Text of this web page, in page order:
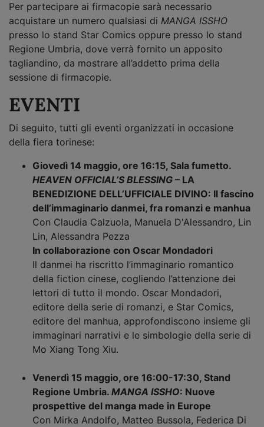
Per partecipare ai firmacopie sarà necessario
acquistare un numero qualsiasi di MANGA ISSHO
presso lo stand Star Comics oppure presso lo stand
Regione Umbria, dove verrà fornito un apposito
tagliandino, da mostrare all’addetto prima della
sessione di firmacopie.
EVENTI
Di seguito, tutti gli eventi organizzati in occasione
della fiera torinese:
Giovedì 14 maggio, ore 16:15, Sala fumetto.
HEAVEN OFFICIAL’S BLESSING – LA
BENEDIZIONE DELL’UFFICIALE DIVINO: Il fascino
dell’immaginario danmei, fra romanzi e manhua
Con Claudia Calzuola, Manuela D'Alessandro, Lin
Lin, Alessandra Pezza
In collaborazione con Oscar Mondadori
Il danmei ha riscritto l’immaginario romantico
della fiction cinese, cogliendo l’attenzione dei
lettori di tutto il mondo. Oscar Mondadori,
editore della serie di romanzi, e Star Comics,
editore del manhua, approfondiscono insieme gli
immaginari narrativi e le simbologie della serie di
Mo Xiang Tong Xiu.
Venerdì 15 maggio, ore 16:00-17:30, Stand
Regione Umbria. MANGA ISSHO: Nuove
prospettive del manga made in Europe
Con Mirka Andolfo, Matteo Bussola, Federica Di